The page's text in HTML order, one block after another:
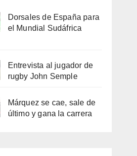
Dorsales de España para
el Mundial Sudáfrica
Entrevista al jugador de
rugby John Semple
Márquez se cae, sale de
último y gana la carrera